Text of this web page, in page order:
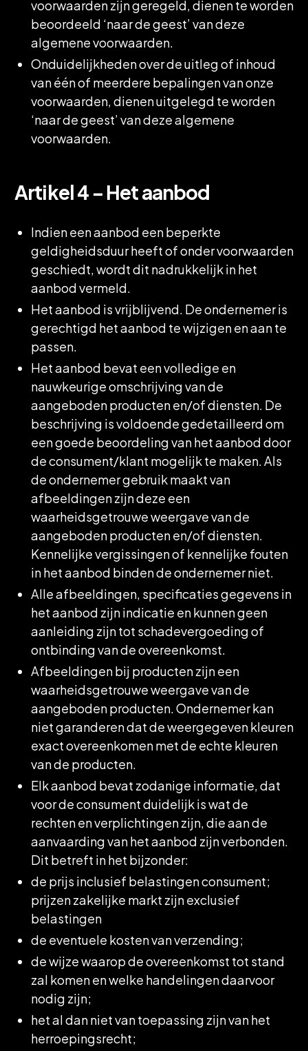
voorwaarden zijn geregeld, dienen te worden
beoordeeld ‘naar de geest’ van deze
algemene voorwaarden.
Onduidelijkheden over de uitleg of inhoud
van één of meerdere bepalingen van onze
voorwaarden, dienen uitgelegd te worden
‘naar de geest’ van deze algemene
voorwaarden.
Artikel 4 – Het aanbod
Indien een aanbod een beperkte
geldigheidsduur heeft of onder voorwaarden
geschiedt, wordt dit nadrukkelijk in het
aanbod vermeld.
Het aanbod is vrijblijvend. De ondernemer is
gerechtigd het aanbod te wijzigen en aan te
passen.
Het aanbod bevat een volledige en
nauwkeurige omschrijving van de
aangeboden producten en/of diensten. De
beschrijving is voldoende gedetailleerd om
een goede beoordeling van het aanbod door
de consument/klant mogelijk te maken. Als
de ondernemer gebruik maakt van
afbeeldingen zijn deze een
waarheidsgetrouwe weergave van de
aangeboden producten en/of diensten.
Kennelijke vergissingen of kennelijke fouten
in het aanbod binden de ondernemer niet.
Alle afbeeldingen, specificaties gegevens in
het aanbod zijn indicatie en kunnen geen
aanleiding zijn tot schadevergoeding of
ontbinding van de overeenkomst.
Afbeeldingen bij producten zijn een
waarheidsgetrouwe weergave van de
aangeboden producten. Ondernemer kan
niet garanderen dat de weergegeven kleuren
exact overeenkomen met de echte kleuren
van de producten.
Elk aanbod bevat zodanige informatie, dat
voor de consument duidelijk is wat de
rechten en verplichtingen zijn, die aan de
aanvaarding van het aanbod zijn verbonden.
Dit betreft in het bijzonder:
de prijs inclusief belastingen consument;
prijzen zakelijke markt zijn exclusief
belastingen
de eventuele kosten van verzending;
de wijze waarop de overeenkomst tot stand
zal komen en welke handelingen daarvoor
nodig zijn;
het al dan niet van toepassing zijn van het
herroepingsrecht;